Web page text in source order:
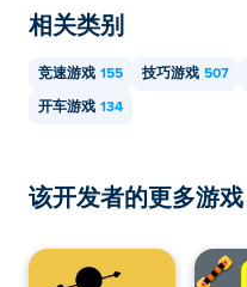
相关类别
竞速游戏 155 技巧游戏 507
开车游戏 134
该开发者的更多游戏